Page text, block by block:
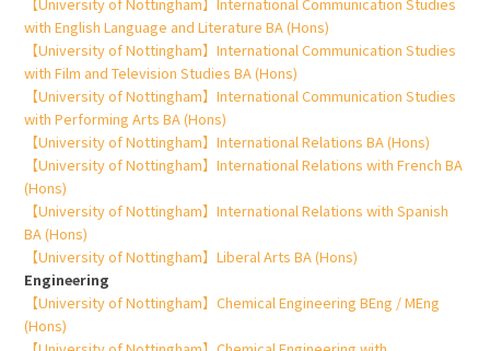
with English Language and Literature BA (Hons)
【University of Nottingham】International Communication Studies
with Film and Television Studies BA (Hons)
【University of Nottingham】International Communication Studies
with Performing Arts BA (Hons)
【University of Nottingham】International Relations BA (Hons)
【University of Nottingham】International Relations with French BA
(Hons)
【University of Nottingham】International Relations with Spanish
BA (Hons)
【University of Nottingham】Liberal Arts BA (Hons)
Engineering
【University of Nottingham】Chemical Engineering BEng / MEng
(Hons)